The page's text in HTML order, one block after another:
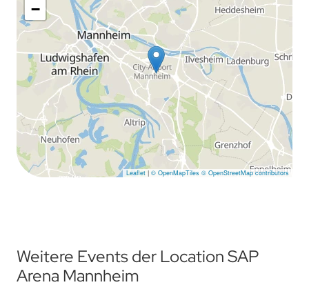
−
Leaflet | © OpenMapTiles © OpenStreetMap contributors
Weitere Events der Location SAP
Arena Mannheim